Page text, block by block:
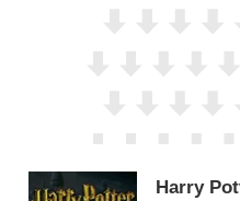
Harry